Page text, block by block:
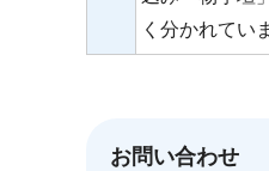
く分かれてい
お問い合わせ